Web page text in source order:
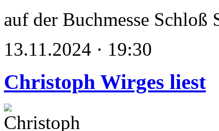
auf der Buchmesse Schloß
13.11.2024 · 19:30
Christoph Wirges liest